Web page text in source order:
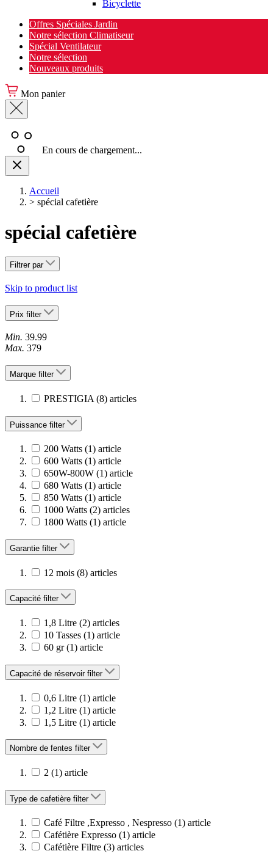
Bicyclette
Offres Spéciales Jardin
Notre sélection Climatiseur
Spécial Ventilateur
Notre sélection
Nouveaux produits
Mon panier
En cours de chargement...
Accueil
> spécial cafetière
spécial cafetière
Filtrer par
Skip to product list
Prix filter
Min. 39.99
Max. 379
Marque filter
PRESTIGIA (8) articles
Puissance filter
200 Watts (1) article
600 Watts (1) article
650W-800W (1) article
680 Watts (1) article
850 Watts (1) article
1000 Watts (2) articles
1800 Watts (1) article
Garantie filter
12 mois (8) articles
Capacité filter
1,8 Litre (2) articles
10 Tasses (1) article
60 gr (1) article
Capacité de réservoir filter
0,6 Litre (1) article
1,2 Litre (1) article
1,5 Litre (1) article
Nombre de fentes filter
2 (1) article
Type de cafetière filter
Café Filtre ,Expresso , Nespresso (1) article
Cafétière Expresso (1) article
Cafétière Filtre (3) articles